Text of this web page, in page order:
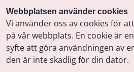
Webbplatsen använder cookies
Vi använder oss av cookies för
på vår webbplats. En cookie är
syfte att göra användningen av
den är inte skadlig för din dator.